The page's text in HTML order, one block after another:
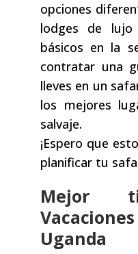
opciones
lodges de lujo
básicos en la
contratar una
lleves en un
los mejores
salvaje.
¡Espero que
planificar tu
Mejor
Uganda